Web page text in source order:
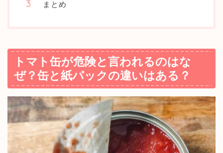
まとめ
トマト缶が危険と言われるのはな
ぜ？缶と紙パックの違いはある？